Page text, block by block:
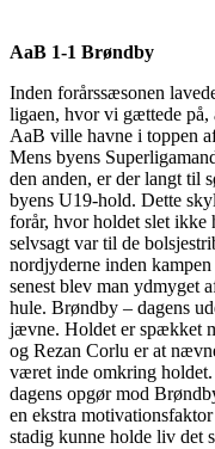
AaB 1-1 Brøndby
Inden forårssæsonen
ligaen, hvor vi gættede
AaB ville havne i toppen
Mens byens
den anden, er der langt til
byens U19-hold. Dette
forår, hvor holdet slet ikke
selvsagt var til de
nordjyderne inden
senest blev man ydmyget
hule. Brøndby – dagens
jævne. Holdet er spækket
og Rezan Corlu er at
været inde omkring holdet.
dagens opgør mod
en ekstra
stadig kunne holde liv det